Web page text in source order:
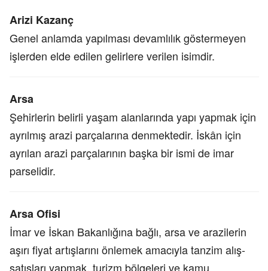
Arizi Kazanç
Genel anlamda yapılması devamlılık göstermeyen
işlerden elde edilen gelirlere verilen isimdir.
Arsa
Şehirlerin belirli yaşam alanlarında yapı yapmak için
ayrılmış arazi parçalarına denmektedir. İskân için
ayrılan arazi parçalarının başka bir ismi de imar
parselidir.
Arsa Ofisi
İmar ve İskan Bakanlığına bağlı, arsa ve arazilerin
aşırı fiyat artışlarını önlemek amacıyla tanzim alış-
satışları yapmak, turizm bölgeleri ve kamu